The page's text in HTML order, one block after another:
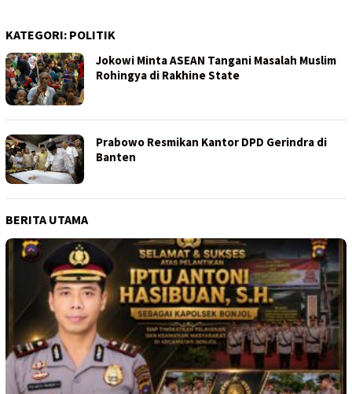
KATEGORI: POLITIK
Jokowi Minta ASEAN Tangani Masalah Muslim
Rohingya di Rakhine State
Prabowo Resmikan Kantor DPD Gerindra di
Banten
BERITA UTAMA